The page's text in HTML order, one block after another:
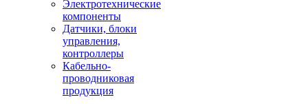
Электротехнические
компоненты
Датчики, блоки
управления,
контроллеры
Кабельно-
проводниковая
продукция